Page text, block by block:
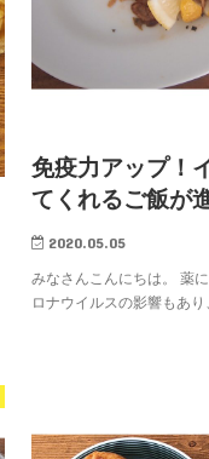
免疫力アップ！
てくれるご飯が
2020.05.05
みなさんこんにちは。 薬
ロナウイルスの影響もあ